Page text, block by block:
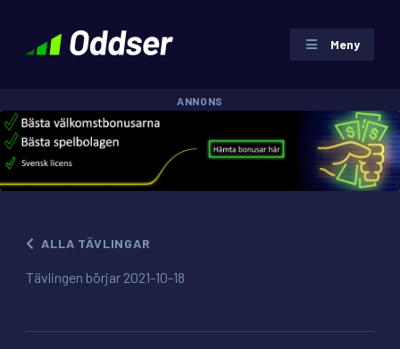
Meny
ANNONS
ALLA TÄVLINGAR
Tävlingen börjar 2021-10-18